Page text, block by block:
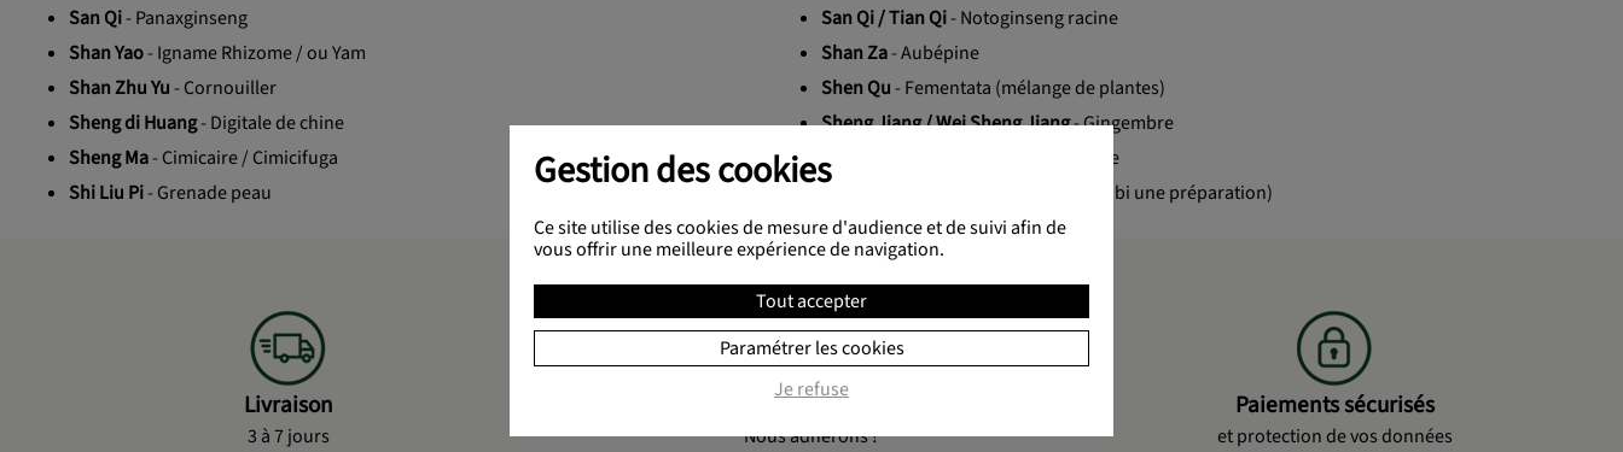
San Qi- Panaxginseng San Qi / Tian Qi- Notoginseng racine
Shan Yao- Igname Rhizome / ou Yam Shan Za- Aubépine
Shan Zhu Yu - Cornouiller Shen Qu - Fementata (mélange de plantes)
Sheng di Huang- Digitale de chine Sheng Jiang / Wei Sheng Jiang- Gingembre
Sheng Ma- Cimicaire / Cimicifuga Shi Chang Pu
- Acore Odorant Racine
Shi Liu Pi- Grenade peau - Rehmannia (ayant subi une préparation)
Livraison
3 à 7 jours
Made in France
Nous adhérons !
Paiements sécurisés
et protection de vos données
Gestion des cookies
Ce site utilise des cookies de mesure d'audience et de suivi afin de
vous offrir une meilleure expérience de navigation.
Tout accepter
Paramétrer les cookies
Je refuse